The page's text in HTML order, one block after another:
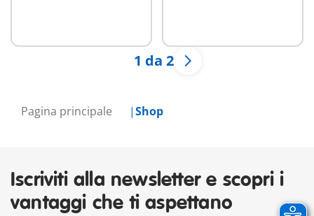
Pagina principale Shop
1 da 2
Iscriviti alla newsletter e scopri i
vantaggi che ti aspettano